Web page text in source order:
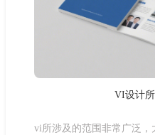
VI设计
vi所涉及的范围非常广泛